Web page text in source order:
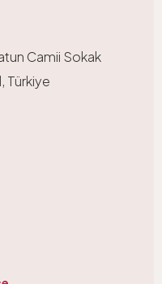
Camii Sokak
Türkiye